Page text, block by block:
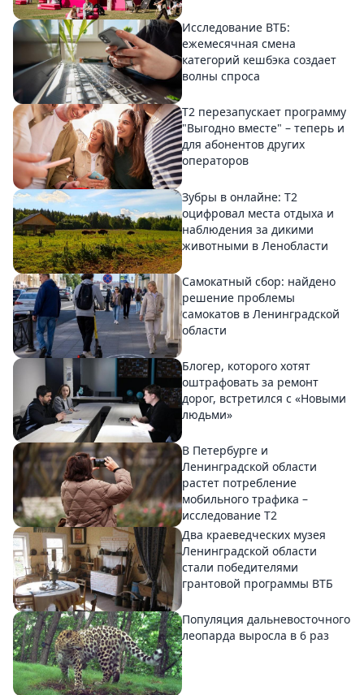
Исследование ВТБ:
ежемесячная смена
категорий кешбэка создает
волны спроса
Т2 перезапускает программу
"Выгодно вместе" – теперь и
для абонентов других
операторов
Зубры в онлайне: Т2
оцифровал места отдыха и
наблюдения за дикими
животными в Ленобласти
Самокатный сбор: найдено
решение проблемы
самокатов в Ленинградской
области
Блогер, которого хотят
оштрафовать за ремонт
дорог, встретился с «Новыми
людьми»
В Петербурге и
Ленинградской области
растет потребление
мобильного трафика –
исследование T2
Два краеведческих музея
Ленинградской области
стали победителями
грантовой программы ВТБ
Популяция дальневосточного
леопарда выросла в 6 раз